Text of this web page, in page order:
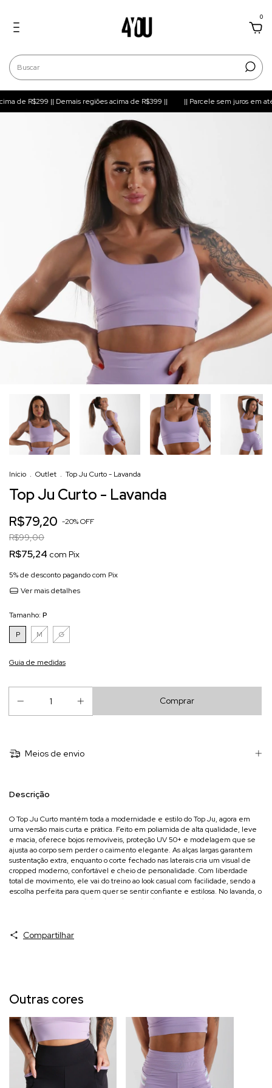
0
de R$299 || Demais regiões acima de R$399 || || Parcele sem juros em até
Início . Outlet . Top Ju Curto - Lavanda
Top Ju Curto - Lavanda
R$79,20 -20%OFF
R$99,00
R$75,24 com Pix
5% de desconto pagando com Pix
Ver mais detalhes
Tamanho: P
P
M G
Guia de medidas
Meios de envio
Descrição
O Top Ju Curto mantém toda a modernidade e estilo do Top Ju, agora em
uma versão mais curta e prática. Feito em poliamida de alta qualidade, leve
e macia, oferece bojos removíveis, proteção UV 50+ e modelagem que se
ajusta ao corpo sem perder o caimento elegante. As alças largas garantem
sustentação extra, enquanto o corte fechado nas laterais cria um visual de
cropped moderno, confortável e cheio de personalidade. Com liberdade
total de movimento, ele vai do treino ao look casual com facilidade, sendo a
escolha perfeita para quem quer se sentir confiante e estilosa. No lavanda, o
Top Ju Curto é suave, delicado e cheio de charme, trazendo um toque de
Possui Proteção UV50+
Fast Dry (alta respirabilidade e secagem rápida)
Easy Care (tecido de fácil manutenção, menos amassados)
Bojos Removíveis
Compartilhar
Outras cores